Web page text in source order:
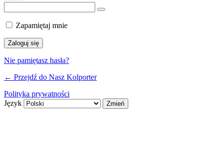
Zapamiętaj mnie
Nie pamiętasz hasła?
← Przejdź do Nasz Kolporter
Polityka prywatności
Język